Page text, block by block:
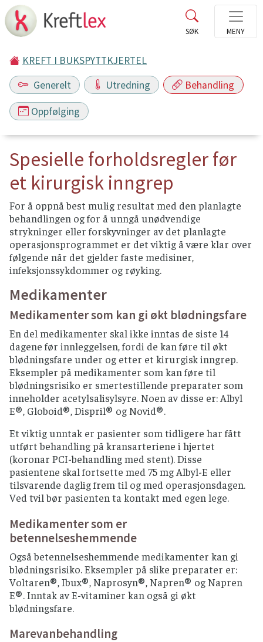
KREFT I BUKSPYTTKJERTEL
Generelt
Utredning Behandling
Oppfølging
Spesielle forholdsregler før
et kirurgisk inngrep
For å oppnå best mulig resultat med den planlagte
behandlingen og for å unngå unødvendige
strykninger eller forskyvninger av det planlagte
operasjonsprogrammet er det viktig å være klar over
følgende når det gjelder faste medisiner,
infeksjonssykdommer og røyking.
Medikamenter
Medikamenter som kan gi økt blødningsfare
En del medikamenter skal ikke inntas de siste 14
dagene før innleggelsen, fordi de kan føre til økt
blødningsfare under og etter et kirurgisk inngrep.
Eksempler på medikamenter som kan føre til
blødningsrisiko er smertestillende preparater som
inneholder acetylsalisylsyre. Noen av disse er: Albyl
E®, Globoid®, Dispril® og Novid®.
Et viktig unntak er pasienter som tidligere har fått
utført behandling på kransarteriene i hjertet
(koronar PCI-behandling med stent). Disse
pasientene skal fortsette med 75 mg Albyl-E eller
tilsvarende daglig frem til og med operasjonsdagen.
Ved tvil bør pasienten ta kontakt med egen lege.
Medikamenter som er
betennelseshemmende
Også betennelseshemmende medikamenter kan gi
blødningsrisiko. Eksempler på slike preparater er:
Voltaren®, Ibux®, Naprosyn®, Napren® og Napren
E®. Inntak av E-vitaminer kan også gi økt
blødningsfare.
Marevanbehandling